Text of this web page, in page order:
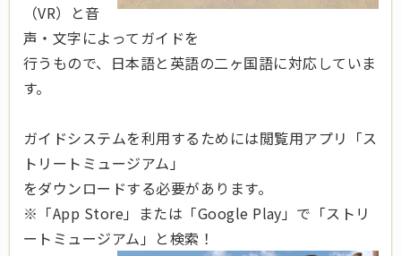
（VR）と音
声・文字によってガイドを
行うもので、日本語と英語の二ヶ国語に対応していま
す。
ガイドシステムを利用するためには閲覧用アプリ「ス
トリートミュージアム」
をダウンロードする必要があります。
※「App Store」または「Google Play」で「ストリ
ートミュージアム」と検索！